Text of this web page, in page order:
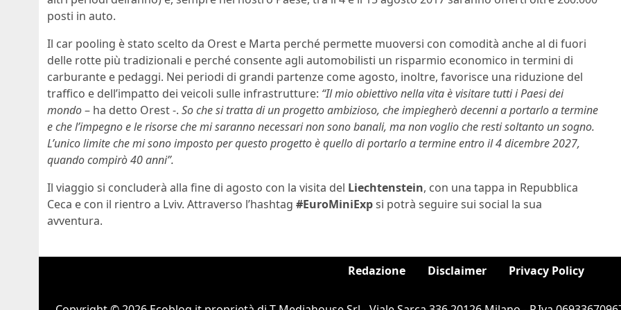
posti in auto.
Il car pooling è stato scelto da Orest e Marta perché permette muoversi con comodità anche al di fuori
delle rotte più tradizionali e perché consente agli automobilisti un risparmio economico in termini di
carburante e pedaggi. Nei periodi di grandi partenze come agosto, inoltre, favorisce una riduzione del
traffico e dell’impatto dei veicoli sulle infrastrutture: “Il mio obiettivo nella vita è visitare tutti i Paesi dei
mondo– ha detto Orest -. So che si tratta di un progetto ambizioso, che impiegherò decenni a portarlo a termine
e che l’impegno e le risorse che mi saranno necessari non sono banali, ma non voglio che resti soltanto un sogno.
L’unico limite che mi sono imposto per questo progetto è quello di portarlo a termine entro il 4 dicembre 2027,
quando compirò 40 anni”.
Il viaggio si concluderà alla fine di agosto con la visita del Liechtenstein, con una tappa in Repubblica
Ceca e con il rientro a Lviv. Attraverso l’hashtag #EuroMiniExpsi potrà seguire sui social la sua
avventura.
Redazione Disclaimer Privacy Policy